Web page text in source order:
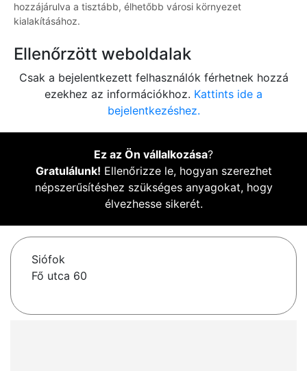
hozzájárulva a tisztább, élhetőbb városi környezet
kialakításához.
Ellenőrzött weboldalak
Csak a bejelentkezett felhasználók férhetnek hozzá
ezekhez az információkhoz. Kattints ide a
bejelentkezéshez.
Ez az Ön vállalkozása?
Gratulálunk! Ellenőrizze le, hogyan szerezhet
népszerűsítéshez szükséges anyagokat, hogy
élvezhesse sikerét.
Siófok
Fő utca 60